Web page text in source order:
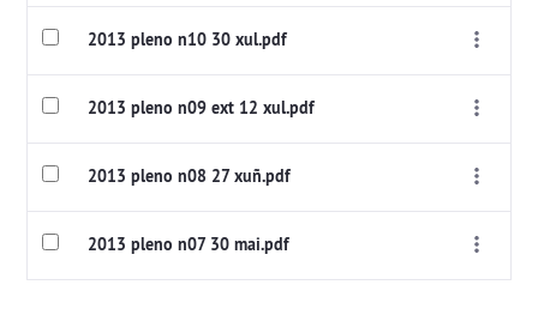
2013 pleno n10 30 xul.pdf
2013 pleno n09 ext 12 xul.pdf
2013 pleno n08 27 xuñ.pdf
2013 pleno n07 30 mai.pdf